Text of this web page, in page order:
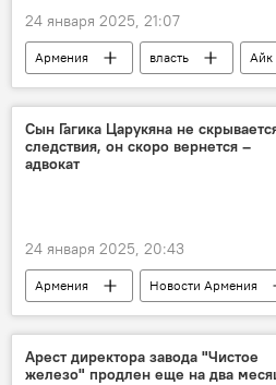
24 января 2025, 21:07
Армения власть Айк
Сын Гагика Царукяна не
следствия, он скоро вернется –
адвокат
24 января 2025, 20:43
Армения
Новости Армения
Общество
Гагик Царукян
адвокат
Арест директора завода "Чистое
железо" продлен еще на два